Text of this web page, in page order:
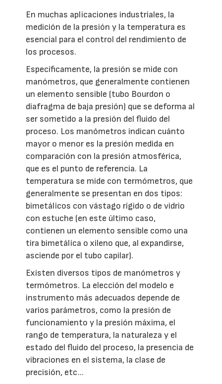
En muchas aplicaciones industriales, la
medición de la presión y la temperatura es
esencial para el control del rendimiento de
los procesos.
Específicamente, la presión se mide con
manómetros, que generalmente contienen
un elemento sensible (tubo Bourdon o
diafragma de baja presión) que se deforma al
ser sometido a la presión del fluido del
proceso. Los manómetros indican cuánto
mayor o menor es la presión medida en
comparación con la presión atmosférica,
que es el punto de referencia. La
temperatura se mide con termómetros, que
generalmente se presentan en dos tipos:
bimetálicos con vástago rígido o de vidrio
con estuche (en este último caso,
contienen un elemento sensible como una
tira bimetálica o xileno que, al expandirse,
asciende por el tubo capilar).
Existen diversos tipos de manómetros y
termómetros. La elección del modelo e
instrumento más adecuados depende de
varios parámetros, como la presión de
funcionamiento y la presión máxima, el
rango de temperatura, la naturaleza y el
estado del fluido del proceso, la presencia de
vibraciones en el sistema, la clase de
precisión, etc...